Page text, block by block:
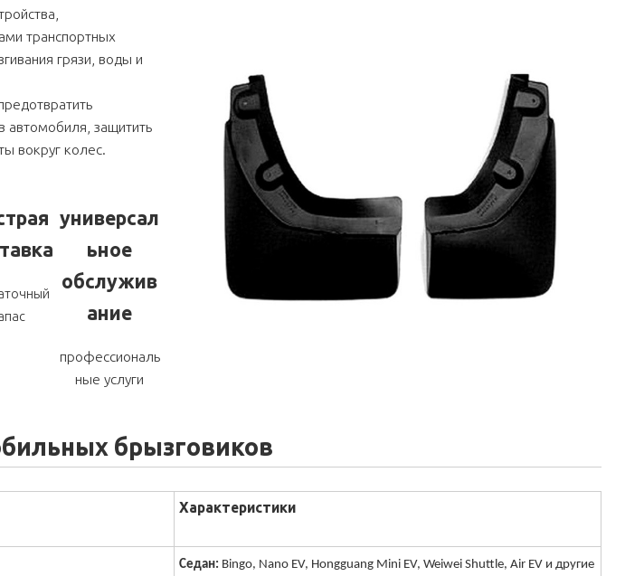
транспортных
грязи, воды и
автомобиля, защитить
вокруг колес.
универсал
ьное
обслужив
ание
профессиональ
ные услуги
брызговиков
Характеристики
Седан: Bingo, Nano EV, Hongguang Mini EV, Weiwei Shuttle, Air EV и другие